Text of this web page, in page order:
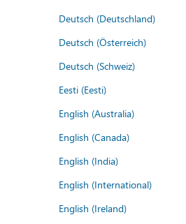
Deutsch (Deutschland)
Deutsch (Österreich)
Deutsch (Schweiz)
Eesti (Eesti)
English (Australia)
English (Canada)
English (India)
English (International)
English (Ireland)